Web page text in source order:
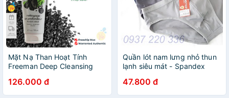
Mặt Nạ Than Hoạt Tính
Freeman Deep Cleansing
Sugar Detoxify 175ml
126.000 đ
Quần lót nam lưng nhỏ thun
lạnh siêu mát - Spandex
47.800 đ